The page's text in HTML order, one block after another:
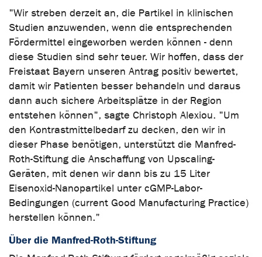
"Wir streben derzeit an, die Partikel in klinischen
Studien anzuwenden, wenn die entsprechenden
Fördermittel eingeworben werden können - denn
diese Studien sind sehr teuer. Wir hoffen, dass der
Freistaat Bayern unseren Antrag positiv bewertet,
damit wir Patienten besser behandeln und daraus
dann auch sichere Arbeitsplätze in der Region
entstehen können", sagte Christoph Alexiou. "Um
den Kontrastmittelbedarf zu decken, den wir in
dieser Phase benötigen, unterstützt die Manfred-
Roth-Stiftung die Anschaffung von Upscaling-
Geräten, mit denen wir dann bis zu 15 Liter
Eisenoxid-Nanopartikel unter cGMP-Labor-
Bedingungen (current Good Manufacturing Practice)
herstellen können."
Über die Manfred-Roth-Stiftung